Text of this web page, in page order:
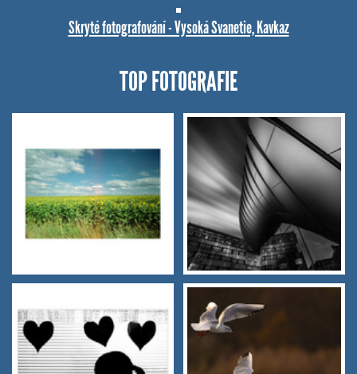
Skryté fotografování - Vysoká Svanetie, Kavkaz
TOP FOTOGRAFIE